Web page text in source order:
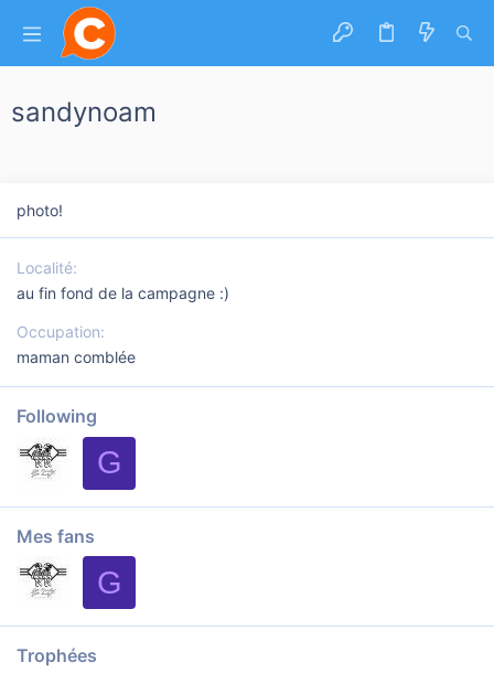
sandynoam
photo!
Localité
au fin fond de la campagne :)
Occupation
maman comblée
Following
G
Mes fans
G
Trophées